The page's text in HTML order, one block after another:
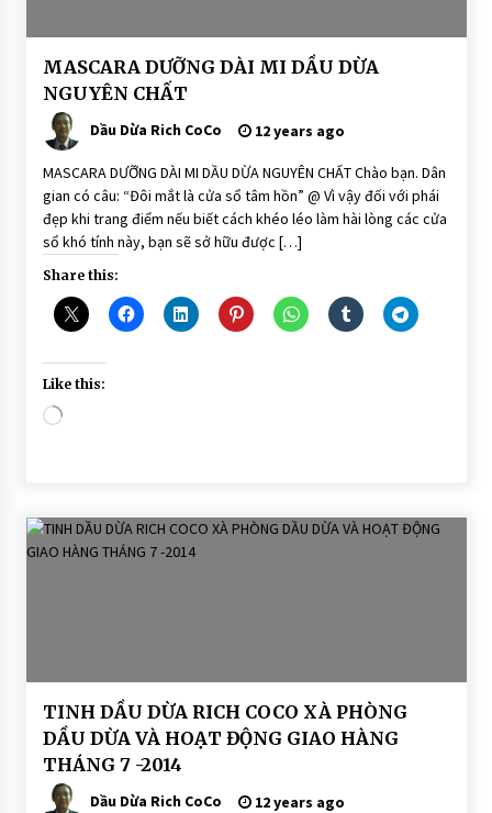
BÀI
VIẾT
Mascara
Dầu Dừa
dưỡng
mi
MASCARA DƯỠNG DÀI MI DẦU DỪA
NGUYÊN CHẤT
Dầu Dừa Rich CoCo 12 years ago
MASCARA DƯỠNG DÀI MI DẦU DỪA NGUYÊN CHẤT Chào bạn. Dân
gian có câu: “Đôi mắt là cửa sổ tâm hồn” @ Vì vậy đối với phái
đẹp khi trang điểm nếu biết cách khéo léo làm hài lòng các cửa
sổ khó tính này, bạn sẽ sở hữu được […]
Share this:
Like this:
Loading…
BÀI
VIẾT
HOAT
ĐỘNG
GIAO
HÀNG
TINH DẦU DỪA RICH COCO XÀ PHÒNG
DẦU DỪA VÀ HOẠT ĐỘNG GIAO HÀNG
THÁNG 7 -2014
Dầu Dừa Rich CoCo 12 years ago